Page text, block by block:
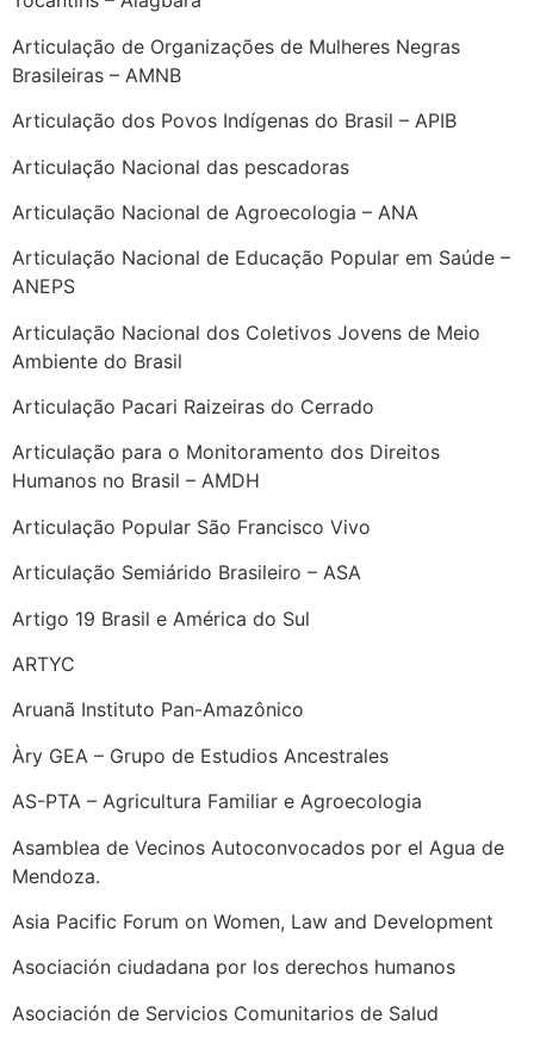
Articulação de Organizações de Mulheres Negras
Brasileiras – AMNB
Articulação dos Povos Indígenas do Brasil – APIB
Articulação Nacional das pescadoras
Articulação Nacional de Agroecologia – ANA
Articulação Nacional de Educação Popular em Saúde –
ANEPS
Articulação Nacional dos Coletivos Jovens de Meio
Ambiente do Brasil
Articulação Pacari Raizeiras do Cerrado
Articulação para o Monitoramento dos Direitos
Humanos no Brasil – AMDH
Articulação Popular São Francisco Vivo
Articulação Semiárido Brasileiro – ASA
Artigo 19 Brasil e América do Sul
ARTYC
Aruanã Instituto Pan-Amazônico
Àry GEA – Grupo de Estudios Ancestrales
AS-PTA – Agricultura Familiar e Agroecologia
Asamblea de Vecinos Autoconvocados por el Agua de
Mendoza.
Asia Pacific Forum on Women, Law and Development
Asociación ciudadana por los derechos humanos
Asociación de Servicios Comunitarios de Salud